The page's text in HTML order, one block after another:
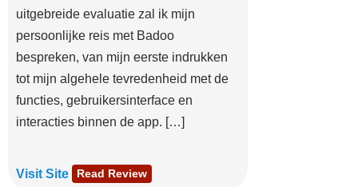
uitgebreide evaluatie zal ik mijn
persoonlijke reis met Badoo
bespreken, van mijn eerste indrukken
tot mijn algehele tevredenheid met de
functies, gebruikersinterface en
interacties binnen de app. […]
Visit Site Read Review